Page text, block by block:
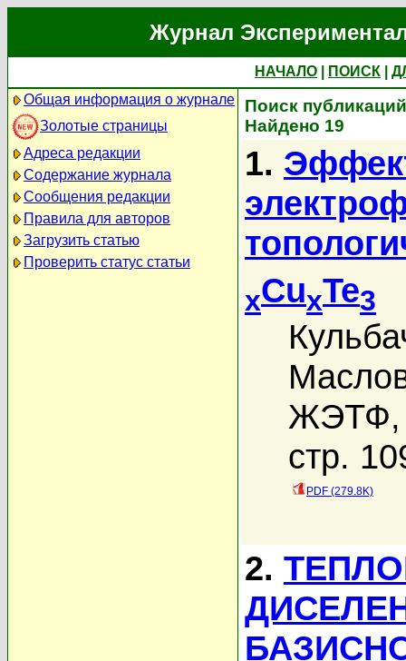
Журнал
НАЧАЛО ПОИСК
Общая информация о журнале
Золотые страницы
Адреса редакции
Содержание журнала
Сообщения редакции
Правила для авторов
Загрузить статью
Проверить статус статьи
Поиск
Найдено 19
1.
xCuxTe3
ЖЭТФ,
стр.
PDF (279.8K)
2.